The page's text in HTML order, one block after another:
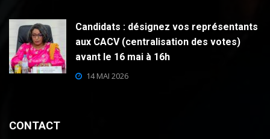
Candidats : désignez vos représentants
aux CACV (centralisation des votes)
avant le 16 mai à 16h
14 MAI 2026
CONTACT